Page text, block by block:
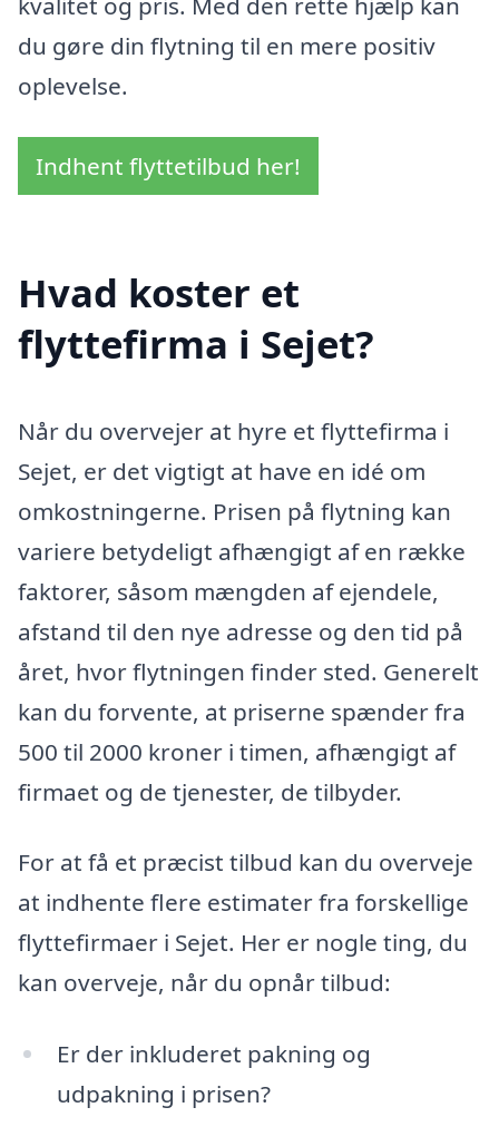
du gøre din flytning til en mere positiv
oplevelse.
Indhent flyttetilbud her!
Hvad koster et
flyttefirma i Sejet?
Når du overvejer at hyre et flyttefirma i
Sejet, er det vigtigt at have en idé om
omkostningerne. Prisen på flytning kan
variere betydeligt afhængigt af en række
faktorer, såsom mængden af ejendele,
afstand til den nye adresse og den tid på
året, hvor flytningen finder sted. Generelt
kan du forvente, at priserne spænder fra
500 til 2000 kroner i timen, afhængigt af
firmaet og de tjenester, de tilbyder.
For at få et præcist tilbud kan du overveje
at indhente flere estimater fra forskellige
flyttefirmaer i Sejet. Her er nogle ting, du
kan overveje, når du opnår tilbud:
Er der inkluderet pakning og
udpakning i prisen?